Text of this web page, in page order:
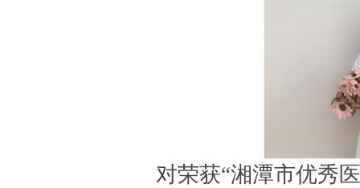
对荣获“湘潭市优秀